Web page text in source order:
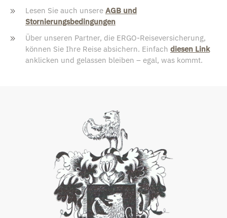
Lesen Sie auch unsere AGB und
Stornierungsbedingungen
Über unseren Partner, die ERGO-Reiseversicherung,
können Sie Ihre Reise absichern. Einfach diesen Link
anklicken und gelassen bleiben – egal, was kommt.